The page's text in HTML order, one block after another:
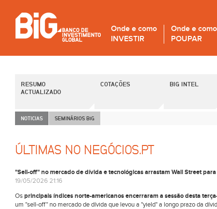
Onde e como
INVESTIR
Onde e como
POUPAR
RESUMO
ACTUALIZADO
COTAÇÕES BIG INTEL
NOTICIAS SEMINÁRIOS BiG
ÚLTIMAS NO NEGÓCIOS.PT
"Sell-off" no mercado de dívida e tecnológicas arrastam Wall Street
19/05/2026 21:16
Osprincipais índices norte-americanos encerraram a sessão desta
um "sell-off" no mercado de dívida que levou a "yield" a longo prazo da